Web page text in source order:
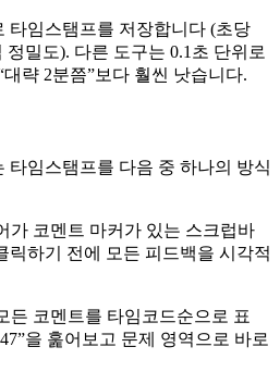
타임스탬프를 저장합니다 (초당
정밀도). 다른 도구는 0.1초 단위로
략 2분쯤”보다 훨씬 낫습니다.
타임스탬프를 다음 중 하나의 방식
가 코멘트 마커가 있는 스크럽바
릭하기 전에 모든 피드백을 시각적
든 코멘트를 타임코드순으로 표
을 훑어보고 문제 영역으로 바로